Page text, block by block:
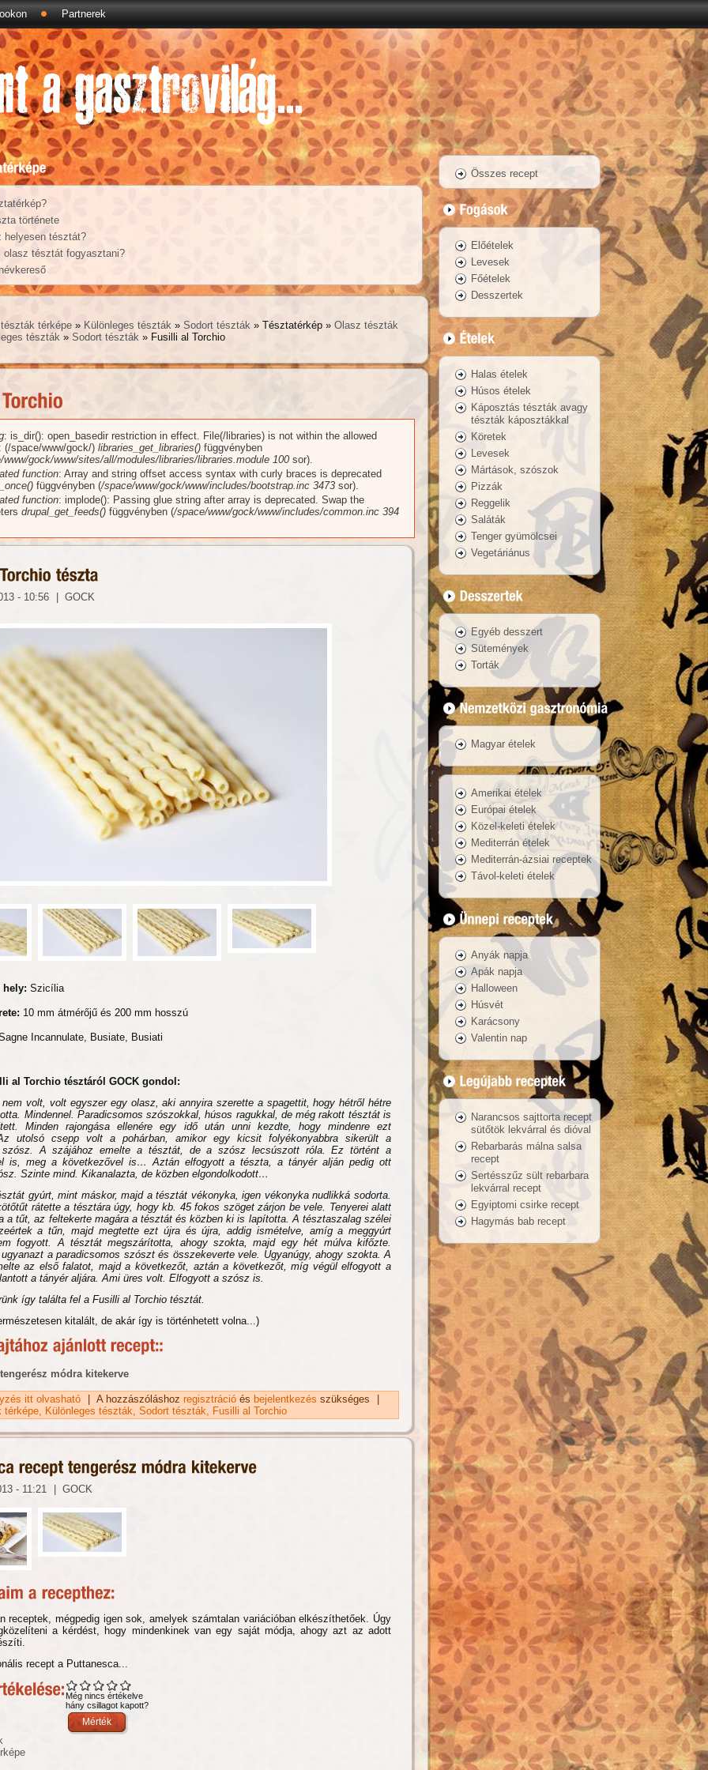
Partnerek
története
helyesen tésztát?
olasz tésztát fogyasztani?
térképe » Különleges tészták »Sodort tészták » Tésztatérkép »Olasz tészták
tészták »Sodort tészták » Fusilli al Torchio
: is_dir(): open_basedir restriction in effect. File(/libraries) is not within the allowed
(/space/www/gock/) libraries_get_libraries() függvényben
www/gock/www/sites/all/modules/libraries/libraries.module 100 sor).
function: Array and string offset access syntax with curly braces is deprecated
függvényben (/space/www/gock/www/includes/bootstrap.inc 3473 sor).
function: implode(): Passing glue string after array is deprecated. Swap the
drupal_get_feeds() függvényben (/space/www/gock/www/includes/common.inc 394
- 10:56 GOCK
hely: Szicília
10 mm átmérőjű és 200 mm hosszú
Incannulate, Busiate, Busiati
al Torchio tésztáról GOCK gondol:
volt, volt egyszer egy olasz, aki annyira szerette a spagettit, hogy hétről hétre
Mindennel. Paradicsomos szószokkal, húsos ragukkal, de még rakott tésztát is
Minden rajongása ellenére egy idő után unni kezdte, hogy mindenre ezt
utolsó csepp volt a pohárban, amikor egy kicsit folyékonyabbra sikerült a
szósz. A szájához emelte a tésztát, de a szósz lecsúszott róla. Ez történt a
is, meg a következővel is… Aztán elfogyott a tészta, a tányér alján pedig ott
Szinte mind. Kikanalazta, de közben elgondolkodott…
gyúrt, mint máskor, majd a tésztát vékonyka, igen vékonyka nudlikká sodorta.
rátette a tésztára úgy, hogy kb. 45 fokos szöget zárjon be vele. Tenyerei alatt
a tűt, az feltekerte magára a tésztát és közben ki is lapította. A tésztaszalag szélei
a tűn, majd megtette ezt újra és újra, addig ismételve, amíg a meggyúrt
fogyott. A tésztát megszárította, ahogy szokta, majd egy hét múlva kifőzte.
a paradicsomos szószt és összekeverte vele. Ugyanúgy, ahogy szokta. A
az első falatot, majd a következőt, aztán a következőt, míg végül elfogyott a
a tányér aljára. Ami üres volt. Elfogyott a szósz is.
így találta fel a Fusilli al Torchio tésztát.
kitalált, de akár így is történhetett volna...)
módra kitekerve
itt olvasható Fusilli al Torchio tészta tartalommal kapcsolatosan
A hozzászóláshoz regisztráció és bejelentkezés szükséges
térképe
Különleges tészták Sodort tészták Fusilli al Torchio
- 11:21 GOCK
receptek, mégpedig igen sok, amelyek számtalan variációban elkészíthetőek. Úgy
a kérdést, hogy mindenkinek van egy saját módja, ahogy azt az adott
recept a Puttanesca...
Még nincs értékelve
hány csillagot kapott?
Összes recept
Előételek
Levesek
Főételek
Desszertek
Halas ételek
Húsos ételek
Káposztás tészták avagy
tészták káposztákkal
Köretek
Levesek
Mártások, szószok
Pizzák
Reggelik
Saláták
Tenger gyümölcsei
Vegetáriánus
Egyéb desszert
Sütemények
Torták
Magyar ételek
Amerikai ételek
Európai ételek
Közel-keleti ételek
Mediterrán ételek
Mediterrán-ázsiai receptek
Távol-keleti ételek
Anyák napja
Apák napja
Halloween
Húsvét
Karácsony
Valentin nap
Narancsos sajttorta recept
sütőtök lekvárral és dióval
Rebarbarás málna salsa
recept
Sertésszűz sült rebarbara
lekvárral recept
Egyiptomi csirke recept
Hagymás bab recept